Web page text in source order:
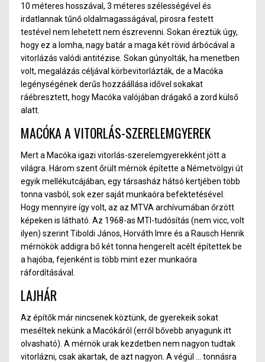
10 méteres hosszával, 3 méteres szélességével és
irdatlannak tűnő oldalmagasságával, pirosra festett
testével nem lehetett nem észrevenni. Sokan éreztük úgy,
hogy ez a lomha, nagy batár a maga két rövid árbócával a
vitorlázás valódi antitézise. Sokan gúnyolták, ha menetben
volt, megalázás céljával körbevitorlázták, de a Macóka
legénységének derűs hozzáállása idővel sokakat
ráébresztett, hogy Macóka valójában drágakő a zord külső
alatt.
MACÓKA A VITORLÁS-SZERELEMGYEREK
Mert a Macóka igazi vitorlás-szerelemgyerekként jött a
világra. Három szent őrült mérnök építette a Németvölgyi út
egyik mellékutcájában, egy társasház hátsó kertjében több
tonna vasból, sok ezersaját munkaóra befektetésével.
Hogy mennyire így volt, az az MTVA archívumában őrzött
képeken is látható. Az 1968-as MTI-tudósítás (nem vicc, volt
ilyen) szerint Tiboldi János, Horváth Imre és a Rausch Henrik
mérnökök addigra bőkéttonna hengerelt acélt építettek be
a hajóba, fejenként is több mintezermunkaóra
ráfordításával.
LAJHÁR
Az építők már nincsenek köztünk, de gyerekeik sokat
meséltek nekünk a Macókáról (erről bővebb anyagunk itt
olvasható). A mérnök urak kezdetben nem nagyon tudtak
vitorlázni, csak akartak, de azt nagyon. A végül
tonnásra